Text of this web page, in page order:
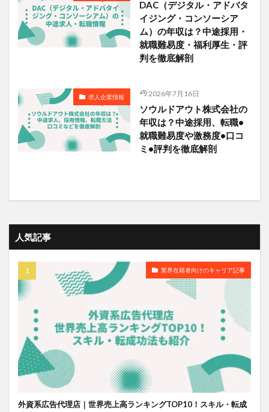
DAC（デジタル・アドバタ
イジング・コンソーシア
ム）の年収は？中途採用・
就職難易度・福利厚生・評
判を徹底解剖
求人企業情報 2026年7月16日
ソウルドアウト株式会社の
年収は？中途採用、転職•
就職難易度や激務度•口コ
ミ•評判を徹底解剖
人気記事
業界在籍者向けのキャリア記事
外資系広告代理店｜世界売上高ランキングTOP10！スキル・転成